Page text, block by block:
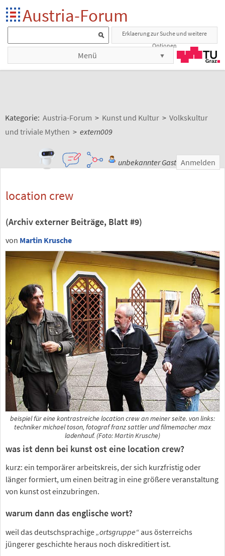
Austria-Forum
Erklaerung zur Suche und weitere
Optionen
Menü
Kategorie: Austria-Forum > Kunst und Kultur > Volkskultur
und triviale Mythen > extern009
unbekannter Gast Anmelden
location crew
(Archiv externer Beiträge, Blatt #9)
von Martin Krusche
beispiel für eine kontrastreiche location crew an meiner seite. von links:
techniker michael toson, fotograf franz sattler und filmemacher max
ladenhauf. (Foto: Martin Krusche)
was ist denn bei kunst ost eine location crew?
kurz: ein temporärer arbeitskreis, der sich kurzfristig oder
länger formiert, um einen beitrag in eine größere veranstaltung
von kunst ost einzubringen.
warum dann das englische wort?
weil das deutschsprachige„ortsgruppe“ aus österreichs
jüngerer geschichte heraus noch diskreditiert ist.